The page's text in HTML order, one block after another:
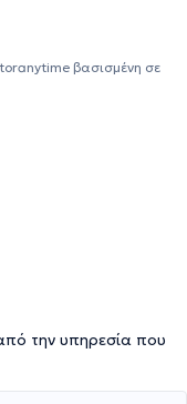
προσέγγιση.
πρόγραμμα
Η επαγγελματική της
καθώς και
Γυναικών
σε θύματα
εθελοντική
κοινωνικά
μεταναστών, ενώ
της, συμμετέχοντας
σεμινάρια. Η
και
βασισμένη σε
την υπηρεσία που